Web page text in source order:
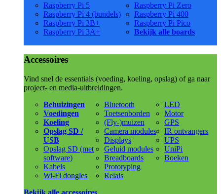
Raspberry Pi 5
Raspberry Pi 4 (bundels)
Raspberry Pi 3B+
Raspberry Pi 3A+
Raspberry Pi Zero
Raspberry Pi 400
Raspberry Pi Pico
Bekijk alle boards
Accessoires
Vind snel de essentials (voeding, koeling, opslag) of ga naar
project- en media-uitbreidingen.
Behuizingen
Voedingen
Koeling
Opslag SD /
USB
Opslag SD (met
software)
Kabels
Wi-Fi dongles
Bluetooth
Toetsenborden
(Fly-)muizen
Camera modules
Displays
Geluid modules
Breadboards
Prototyping
Relais
LED
Motor
GPS
IR ontvangers
UPS
UniPi
Boeken
Bekijk alle accessoires